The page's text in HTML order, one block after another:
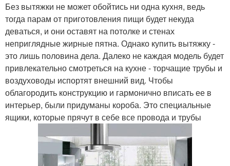
Без вытяжки не может обойтись ни одна кухня, ведь
тогда парам от приготовления пищи будет некуда
деваться, и они оставят на потолке и стенах
неприглядные жирные пятна. Однако купить вытяжку -
это лишь половина дела. Далеко не каждая модель будет
привлекательно смотреться на кухне - торчащие трубы и
воздуховоды испортят внешний вид. Чтобы
облагородить конструкцию и гармонично вписать ее в
интерьер, были придуманы короба. Это специальные
ящики, которые прячут в себе все провода и трубы